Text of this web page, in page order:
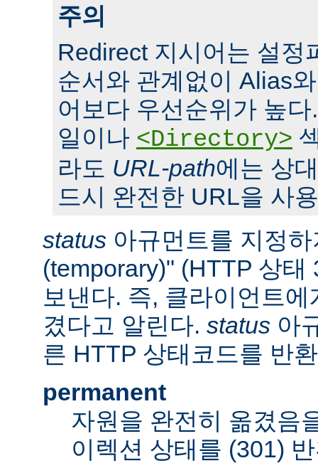
주의
Redirect 지시어는 설정
순서와 관계없이 Alias
어보다 우선순위가 높
일이나 <Directory>
라도 URL-path에는 상
드시 완전한 URL을 사
status 아규먼트를 지정
(temporary)" (HTTP 상태
보낸다. 즉, 클라이언트
겼다고 알린다. status 아
른 HTTP 상태코드를 반
permanent
자원을 완전히 옮겼음
이렉션 상태를 (301)